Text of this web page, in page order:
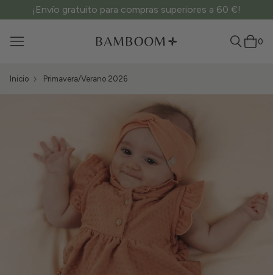
¡Envío gratuito para compras superiores a 60 €!
0
Inicio Primavera/Verano 2026